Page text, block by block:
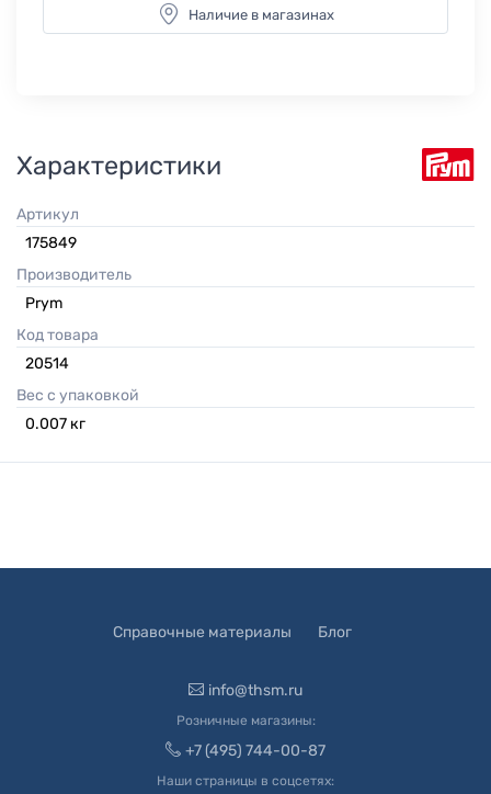
Наличие в магазинах
Характеристики
Артикул
175849
Производитель
Prym
Код товара
20514
Вес с упаковкой
0.007 кг
Справочные материалы Блог
info@thsm.ru
Розничные магазины:
+7 (495) 744-00-87
Наши страницы в соцсетях: